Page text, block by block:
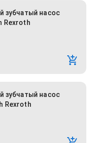
зубчатый насос
Rexroth
зубчатый насос
Rexroth